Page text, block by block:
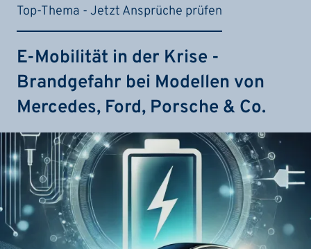
Top-Thema - Jetzt Ansprüche prüfen
E-Mobilität in der Krise -
Brandgefahr bei Modellen von
Mercedes, Ford, Porsche & Co.